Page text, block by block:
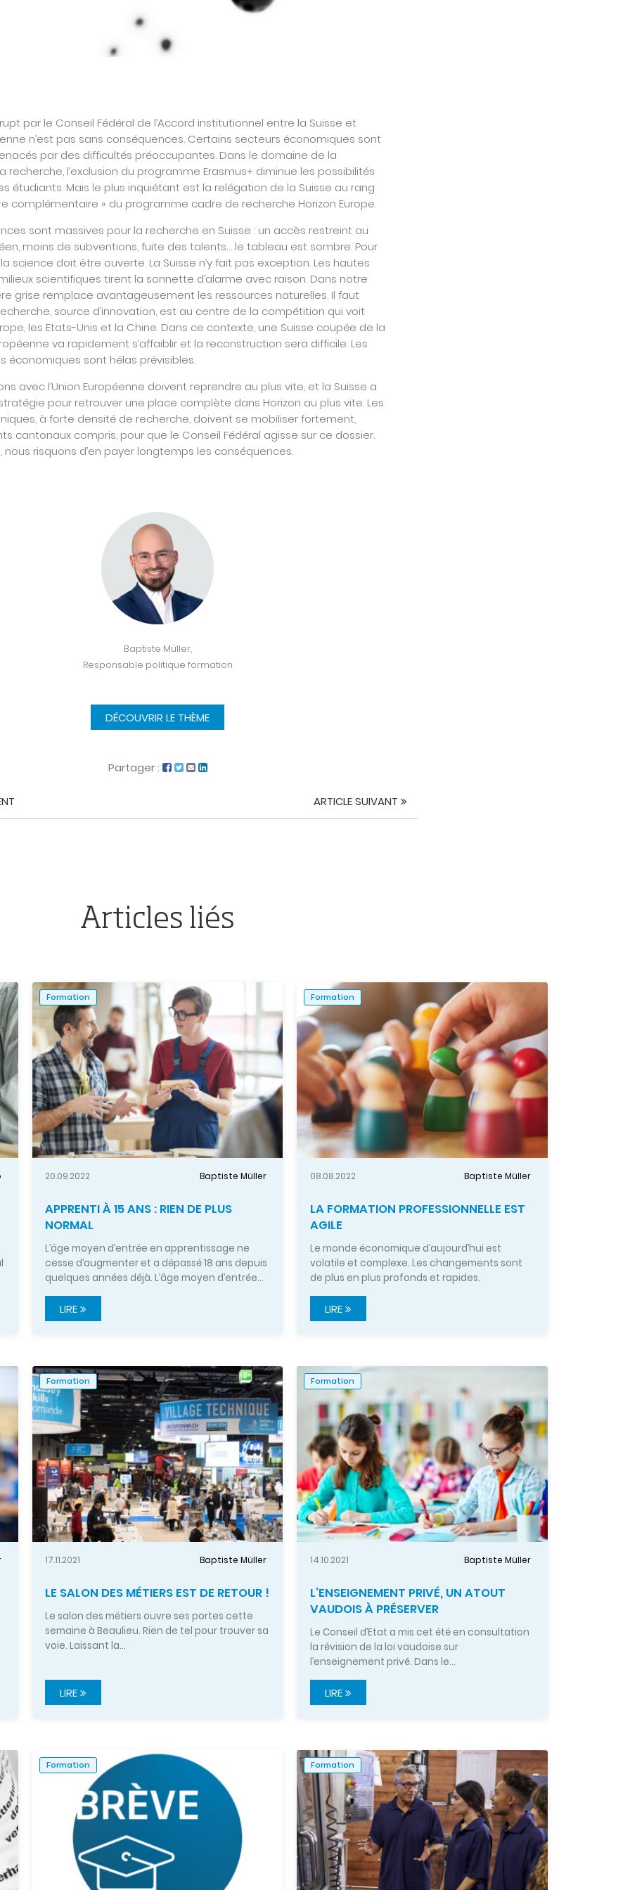
par le Conseil Fédéral de l’Accord institutionnel entre la Suisse et
n’est pas sans conséquences. Certains secteurs économiques sont
par des difficultés préoccupantes. Dans le domaine de la
recherche, l’exclusion du programme Erasmus+ diminue les possibilités
étudiants. Mais le plus inquiétant est la relégation de la Suisse au rang
complémentaire » du programme cadre de recherche Horizon Europe.
sont massives pour la recherche en Suisse : un accès restreint au
moins de subventions, fuite des talents… le tableau est sombre. Pour
science doit être ouverte. La Suisse n’y fait pas exception. Les hautes
scientifiques tirent la sonnette d’alarme avec raison. Dans notre
grise remplace avantageusement les ressources naturelles. Il faut
source d’innovation, est au centre de la compétition qui voit
les Etats-Unis et la Chine. Dans ce contexte, une Suisse coupée de la
va rapidement s’affaiblir et la reconstruction sera difficile. Les
économiques sont hélas prévisibles.
avec l’Union Européenne doivent reprendre au plus vite, et la Suisse a
pour retrouver une place complète dans Horizon au plus vite. Les
à forte densité de recherche, doivent se mobiliser fortement,
cantonaux compris, pour que le Conseil Fédéral agisse sur ce dossier.
nous risquons d’en payer longtemps les conséquences.
Baptiste Müller,
Responsable politique formation
DÉCOUVRIR LE THÈME
Partager :
ARTICLE SUIVANT
Articles liés
Formation
20.09.2022 Baptiste Müller
APPRENTI À 15 ANS : RIEN DE PLUS
NORMAL
L’âge moyen d’entrée en apprentissage ne
cesse d’augmenter et a dépassé 18 ans depuis
quelques années déjà. L’âge moyen d’entrée…
LIRE
Formation
08.08.2022 Baptiste Müller
LA FORMATION PROFESSIONNELLE EST
AGILE
Le monde économique d’aujourd’hui est
volatile et complexe. Les changements sont
de plus en plus profonds et rapides.
LIRE
Formation
17.11.2021 Baptiste Müller
LE SALON DES MÉTIERS EST DE RETOUR !
Le salon des métiers ouvre ses portes cette
semaine à Beaulieu. Rien de tel pour trouver sa
voie. Laissant la…
LIRE
Formation
14.10.2021 Baptiste Müller
L’ENSEIGNEMENT PRIVÉ, UN ATOUT
VAUDOIS À PRÉSERVER
Le Conseil d’Etat a mis cet été en consultation
la révision de la loi vaudoise sur
l’enseignement privé. Dans le…
LIRE
Formation Formation